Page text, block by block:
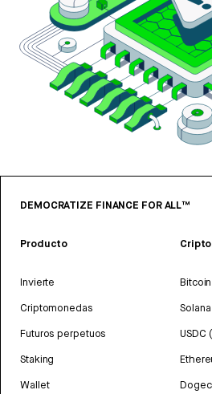
DEMOCRATIZE FINANCE FOR ALL™
Producto
Invierte
Criptomonedas
Futuros perpetuos
Staking
Wallet
USDC